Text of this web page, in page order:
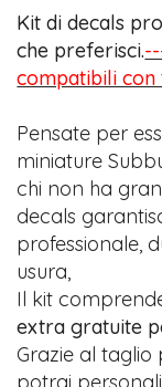
Kit di decals
che preferisci.
compatibili con
Pensate per
miniature
chi non ha
decals
professionale,
usura,
Il kit
extra gratuite
Grazie al taglio
potrai